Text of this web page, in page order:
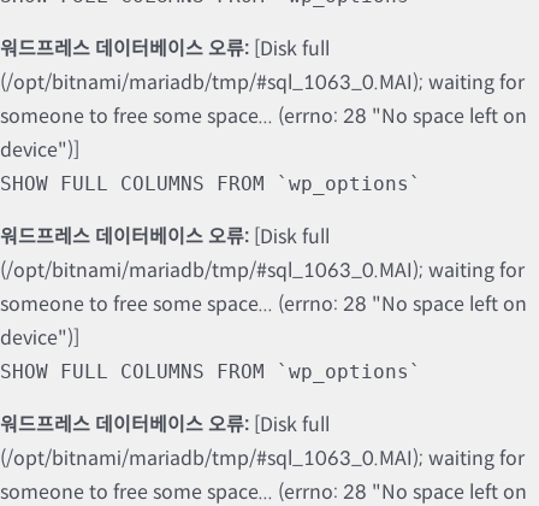
워드프레스 데이터베이스 오류: [Disk full
(/opt/bitnami/mariadb/tmp/#sql_1063_0.MAI); waiting for
someone to free some space... (errno: 28 "No space left on
device")]
SHOW FULL COLUMNS FROM `wp_options`
워드프레스 데이터베이스 오류: [Disk full
(/opt/bitnami/mariadb/tmp/#sql_1063_0.MAI); waiting for
someone to free some space... (errno: 28 "No space left on
device")]
SHOW FULL COLUMNS FROM `wp_options`
워드프레스 데이터베이스 오류: [Disk full
(/opt/bitnami/mariadb/tmp/#sql_1063_0.MAI); waiting for
someone to free some space... (errno: 28 "No space left on